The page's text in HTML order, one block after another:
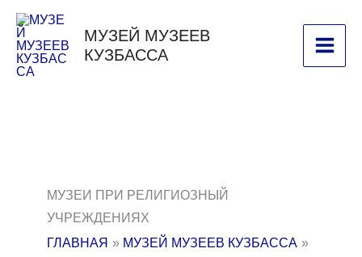
ПЕРЕЙТИ
СОДЕРЖИМОМУ
МУЗЕЙ МУЗЕЕВ
КУЗБАССА
МУЗЕИ ПРИ РЕЛИГИОЗНЫЙ
УЧРЕЖДЕНИЯХ
ГЛАВНАЯ
МУЗЕЙ МУЗЕЕВ КУЗБАССА